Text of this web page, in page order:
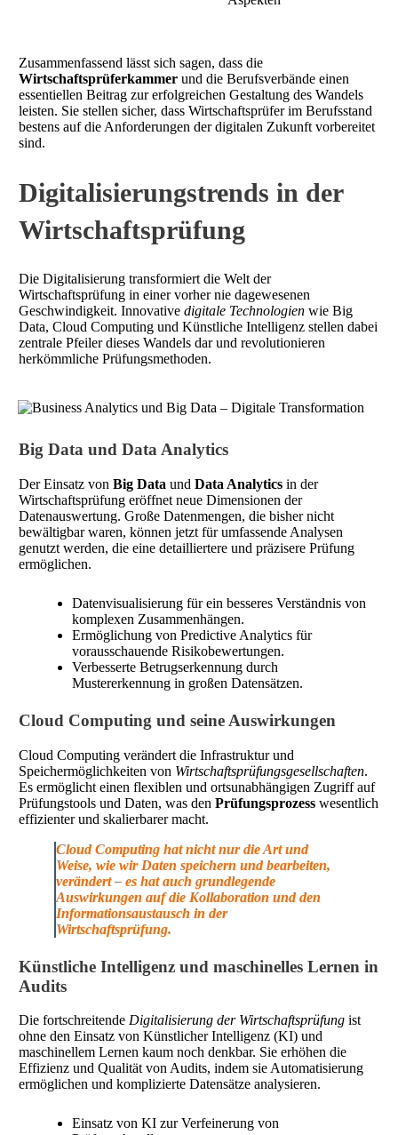
Zusammenfassend lässt sich sagen, dass die
Wirtschaftsprüferkammer und die Berufsverbände einen
essentiellen Beitrag zur erfolgreichen Gestaltung des Wandels
leisten. Sie stellen sicher, dass Wirtschaftsprüfer im Berufsstand
bestens auf die Anforderungen der digitalen Zukunft vorbereitet
sind.
Digitalisierungstrends in der
Wirtschaftsprüfung
Die Digitalisierung transformiert die Welt der
Wirtschaftsprüfung in einer vorher nie dagewesenen
Geschwindigkeit. Innovative digitale Technologien wie Big
Data, Cloud Computing und Künstliche Intelligenz stellen dabei
zentrale Pfeiler dieses Wandels dar und revolutionieren
herkömmliche Prüfungsmethoden.
Big Data und Data Analytics
Der Einsatz von Big Data und Data Analytics in der
Wirtschaftsprüfung eröffnet neue Dimensionen der
Datenauswertung. Große Datenmengen, die bisher nicht
bewältigbar waren, können jetzt für umfassende Analysen
genutzt werden, die eine detailliertere und präzisere Prüfung
ermöglichen.
Datenvisualisierung für ein besseres Verständnis von
komplexen Zusammenhängen.
Ermöglichung von Predictive Analytics für
vorausschauende Risikobewertungen.
Verbesserte Betrugserkennung durch
Mustererkennung in großen Datensätzen.
Cloud Computing und seine Auswirkungen
Cloud Computing verändert die Infrastruktur und
Speichermöglichkeiten von Wirtschaftsprüfungsgesellschaften.
Es ermöglicht einen flexiblen und ortsunabhängigen Zugriff auf
Prüfungstools und Daten, was den Prüfungsprozess wesentlich
effizienter und skalierbarer macht.
Cloud Computing hat nicht nur die Art und
Weise, wie wir Daten speichern und bearbeiten,
verändert – es hat auch grundlegende
Auswirkungen auf die Kollaboration und den
Informationsaustausch in der
Wirtschaftsprüfung.
Künstliche Intelligenz und maschinelles Lernen in
Audits
Die fortschreitende Digitalisierung der Wirtschaftsprüfung ist
ohne den Einsatz von Künstlicher Intelligenz (KI) und
maschinellem Lernen kaum noch denkbar. Sie erhöhen die
Effizienz und Qualität von Audits, indem sie Automatisierung
ermöglichen und komplizierte Datensätze analysieren.
Einsatz von KI zur Verfeinerung von